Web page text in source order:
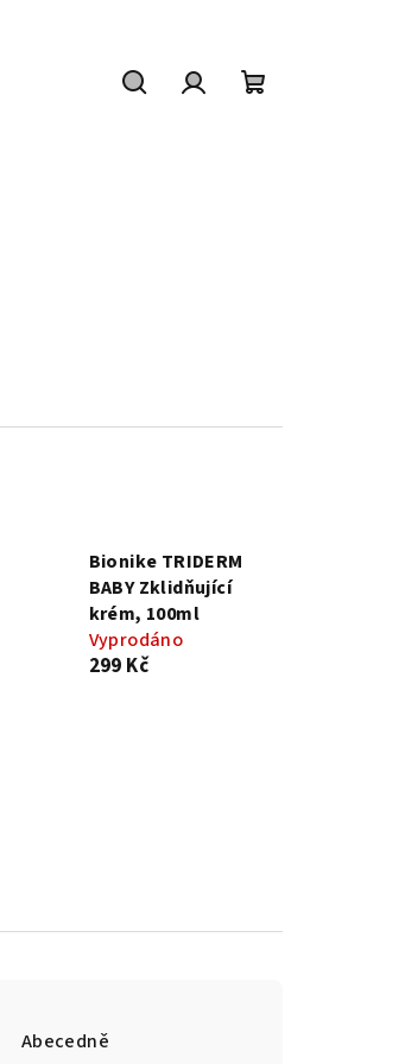
Bionike TRIDERM
BABY Zklidňující
krém, 100ml
Vyprodáno
299 Kč
Abecedně